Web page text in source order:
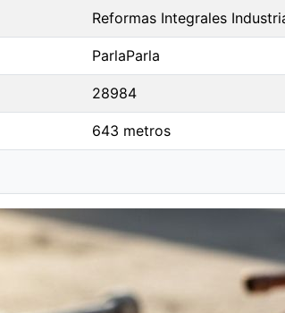
Reformas Integrales
ParlaParla
28984
643 metros